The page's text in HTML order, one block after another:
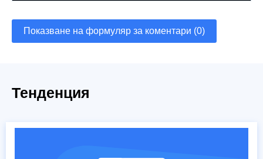
Показване на формуляр за коментари (0)
Тенденция